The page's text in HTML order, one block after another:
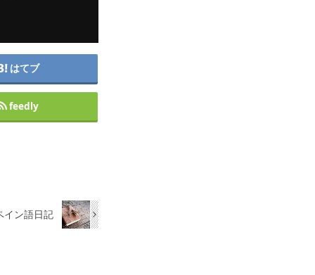
はてブ
feedly
ン語日記